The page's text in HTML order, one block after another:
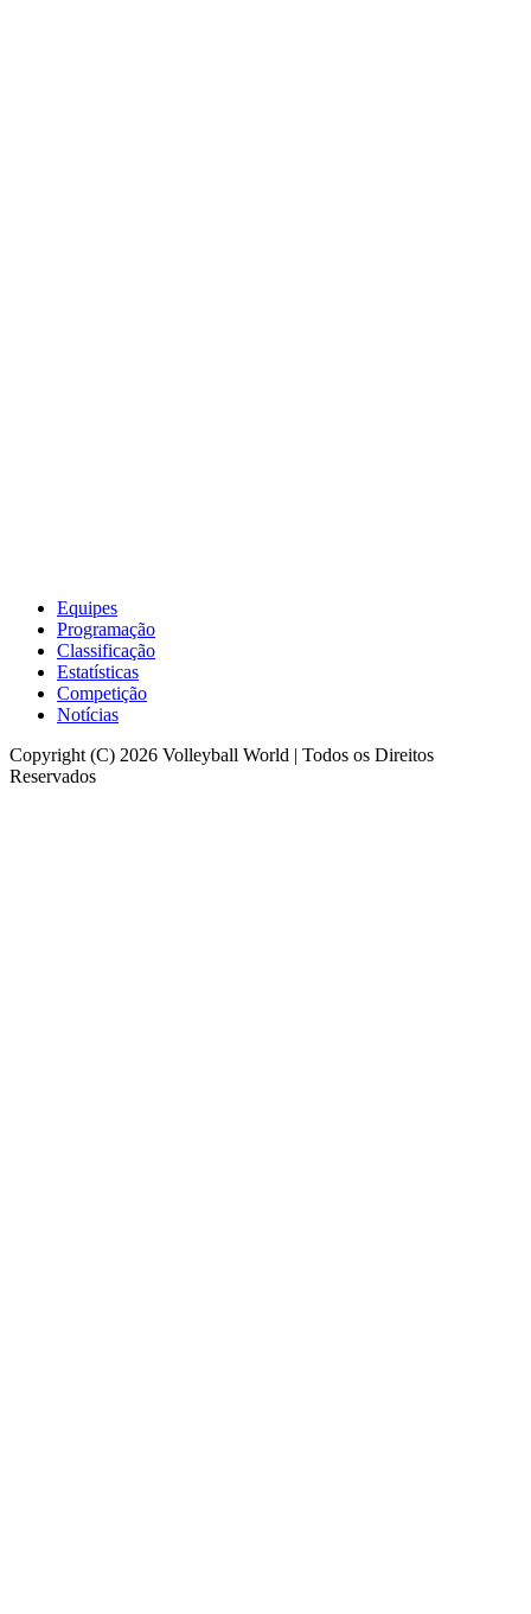
Equipes
Programação
Classificação
Estatísticas
Competição
Notícias
Copyright (C) 2026 Volleyball World | Todos os Direitos
Reservados